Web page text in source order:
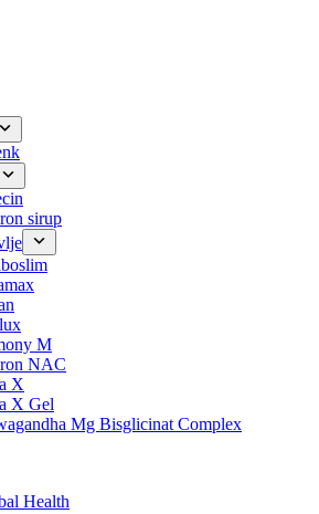
sirup
M
NAC
X
X Gel
Mg Bisglicinat Complex